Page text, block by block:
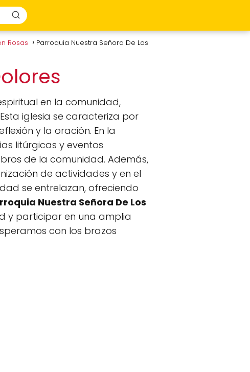
Rosas
Parroquia Nuestra Señora De Los
en la comunidad,
iglesia se caracteriza por
y la oración. En la
litúrgicas y eventos
de la comunidad. Además,
de actividades y en el
se entrelazan, ofreciendo
Nuestra Señora De Los
y participar en una amplia
con los brazos